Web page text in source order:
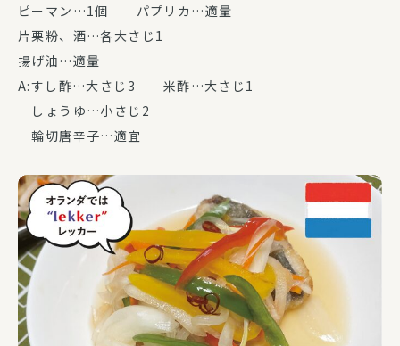
ピーマン…1個 パプリカ…適量
片栗粉、酒…各大さじ1
揚げ油…適量
A:すし酢…大さじ3 米酢…大さじ1
しょうゆ…小さじ2
輪切唐辛子…適宜